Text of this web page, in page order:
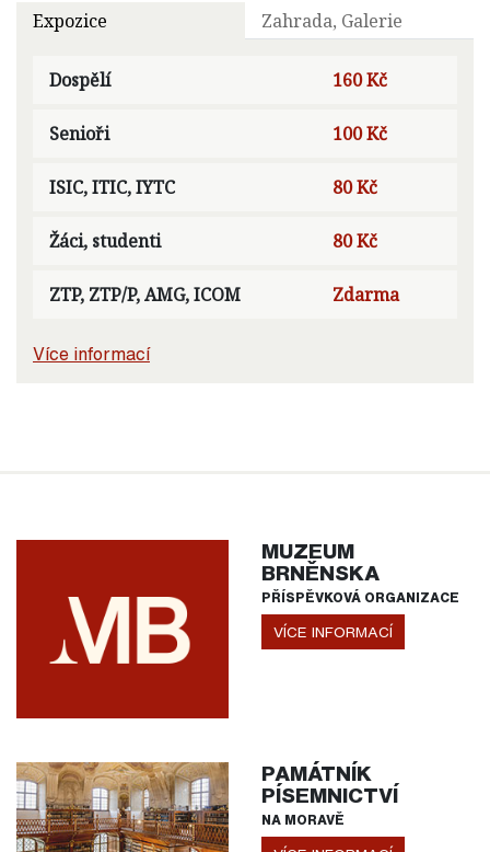
Expozice Zahrada, Galerie
Dospělí 160 Kč
Senioři 100 Kč
ISIC, ITIC, IYTC 80 Kč
Žáci, studenti 80 Kč
ZTP, ZTP/P, AMG, ICOM Zdarma
Více informací
MUZEUM
BRNĚNSKA
PŘÍSPĚVKOVÁ ORGANIZACE
VÍCE INFORMACÍ
PAMÁTNÍK
PÍSEMNICTVÍ
NA MORAVĚ